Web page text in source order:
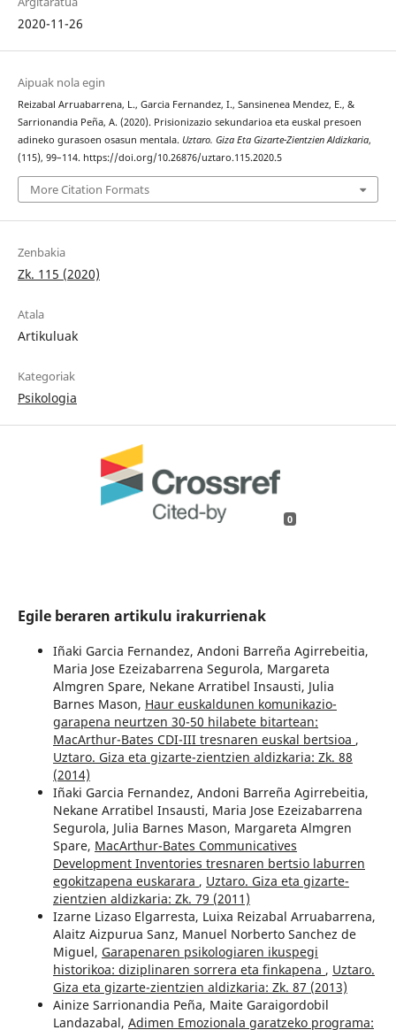
2020-11-26
Aipuak nola egin
Reizabal Arruabarrena, L., Garcia Fernandez, I., Sansinenea Mendez, E., &
Sarrionandia Peña, A. (2020). Prisionizazio sekundarioa eta euskal presoen
adineko gurasoen osasun mentala. Uztaro. Giza Eta Gizarte-Zientzien Aldizkaria,
(115), 99–114. https://doi.org/10.26876/uztaro.115.2020.5
More Citation Formats
Zenbakia
Zk. 115 (2020)
Atala
Artikuluak
Kategoriak
Psikologia
0
Egile beraren artikulu irakurrienak
Iñaki Garcia Fernandez, Andoni Barreña Agirrebeitia,
Maria Jose Ezeizabarrena Segurola, Margareta
Almgren Spare, Nekane Arratibel Insausti, Julia
Barnes Mason, Haur euskaldunen komunikazio-
garapena neurtzen 30-50 hilabete bitartean:
MacArthur-Bates CDI-III tresnaren euskal bertsioa ,
Uztaro. Giza eta gizarte-zientzien aldizkaria: Zk. 88
(2014)
Iñaki Garcia Fernandez, Andoni Barreña Agirrebeitia,
Nekane Arratibel Insausti, Maria Jose Ezeizabarrena
Segurola, Julia Barnes Mason, Margareta Almgren
Spare, MacArthur-Bates Communicatives
Development Inventories tresnaren bertsio laburren
egokitzapena euskarara , Uztaro. Giza eta gizarte-
zientzien aldizkaria: Zk. 79 (2011)
Izarne Lizaso Elgarresta, Luixa Reizabal Arruabarrena,
Alaitz Aizpurua Sanz, Manuel Norberto Sanchez de
Miguel, Garapenaren psikologiaren ikuspegi
historikoa: diziplinaren sorrera eta finkapena , Uztaro.
Giza eta gizarte-zientzien aldizkaria: Zk. 87 (2013)
Ainize Sarrionandia Peña, Maite Garaigordobil
Landazabal, Adimen Emozionala garatzeko programa: